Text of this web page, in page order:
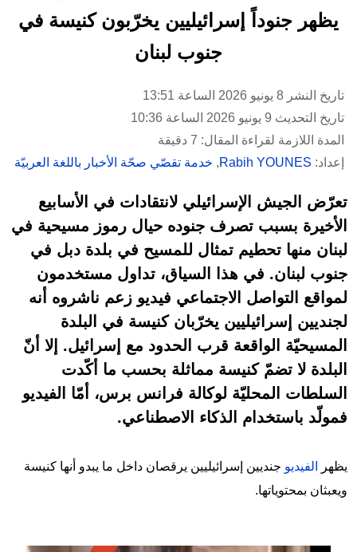
يظهر جنوداً إسرائيليين يخرّبون كنيسة في
جنوب لبنان
تاريخ النشر 8 يونيو 2026 الساعة 13:51
تاريخ التحديث 9 يونيو 2026 الساعة 10:36
المدة اللازمة لقراءة المقال: 7 دقيقة
إعداد: Rabih YOUNES
, خدمة تقصّي صحّة الأخبار باللغة العربيّة
تعرّض الجيش الإسرائيلي لانتقادات في الأسابيع
الأخيرة بسبب تصرف جنوده حيال رموز مسيحية في
لبنان منها تحطيم تمثال للمسيح في بلدة دبل في
جنوب لبنان. في هذا السياق، تداول مستخدمون
لمواقع التواصل الاجتماعي فيديو زعم ناشروه أنه
لجنديين إسرائيليين يخرّبان كنيسة في البلدة
المسيحيّة الواقعة قرب الحدود مع إسرائيل. إلا أنّ
البلدة لا تضمّ كنيسة مماثلة بحسب ما أكّدت
السلطات المحليّة لوكالة فرانس برس، أمّا الفيديو
فمولّد باستخدام الذكاء الاصطناعي.
يظهر الفيديو جنديين إسرائيليين يرقصان داخل ما يبدو أنها كنيسة
ويعبثان بمحتوياتها.